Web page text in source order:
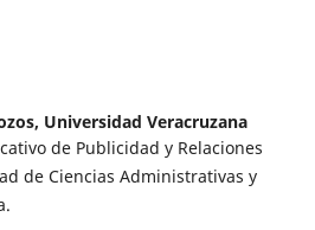
Universidad Veracruzana
de Publicidad y Relaciones
de Ciencias Administrativas y